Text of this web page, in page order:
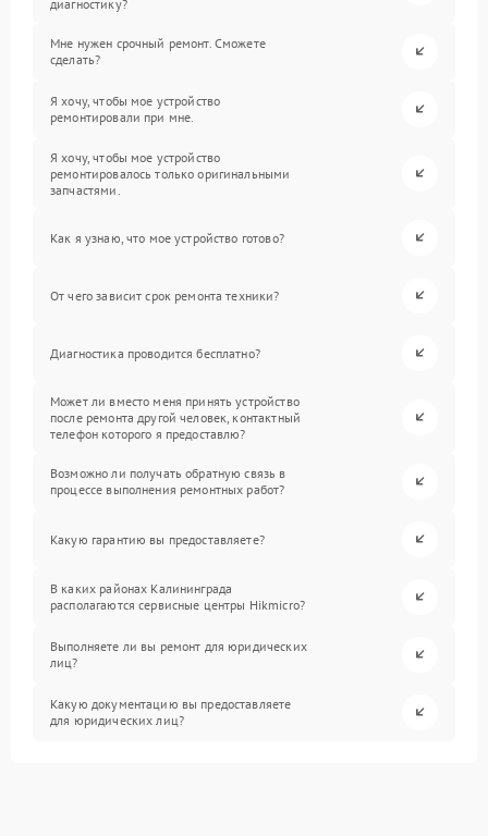
диагностику?
Мне нужен срочный ремонт. Сможете
сделать?
Я хочу, чтобы мое устройство
ремонтировали при мне.
Я хочу, чтобы мое устройство
ремонтировалось только оригинальными
запчастями.
Как я узнаю, что мое устройство готово?
От чего зависит срок ремонта техники?
Диагностика проводится бесплатно?
Может ли вместо меня принять устройство
после ремонта другой человек, контактный
телефон которого я предоставлю?
Возможно ли получать обратную связь в
процессе выполнения ремонтных работ?
Какую гарантию вы предоставляете?
В каких районах Калининграда
располагаются сервисные центры Hikmicro?
Выполняете ли вы ремонт для юридических
лиц?
Какую документацию вы предоставляете
для юридических лиц?